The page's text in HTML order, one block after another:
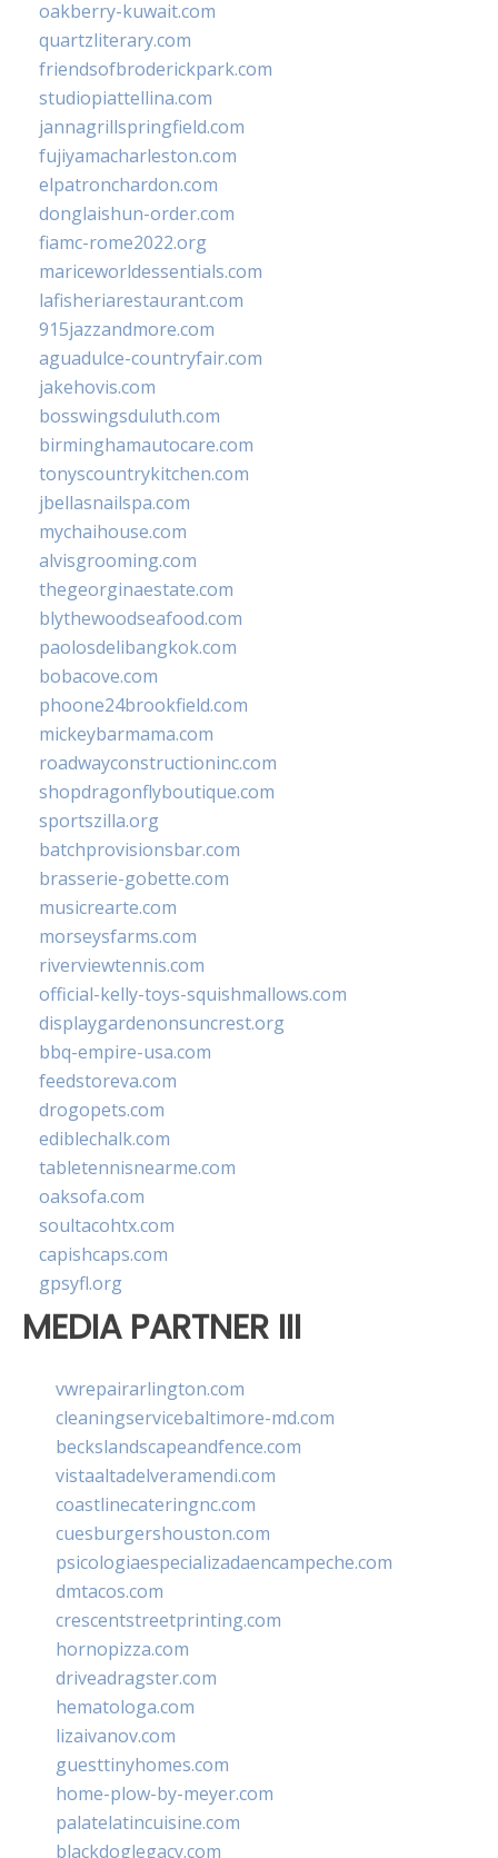
oakberry-kuwait.com
quartzliterary.com
friendsofbroderickpark.com
studiopiattellina.com
jannagrillspringfield.com
fujiyamacharleston.com
elpatronchardon.com
donglaishun-order.com
fiamc-rome2022.org
mariceworldessentials.com
lafisheriarestaurant.com
915jazzandmore.com
aguadulce-countryfair.com
jakehovis.com
bosswingsduluth.com
birminghamautocare.com
tonyscountrykitchen.com
jbellasnailspa.com
mychaihouse.com
alvisgrooming.com
thegeorginaestate.com
blythewoodseafood.com
paolosdelibangkok.com
bobacove.com
phoone24brookfield.com
mickeybarmama.com
roadwayconstructioninc.com
shopdragonflyboutique.com
sportszilla.org
batchprovisionsbar.com
brasserie-gobette.com
musicrearte.com
morseysfarms.com
riverviewtennis.com
official-kelly-toys-squishmallows.com
displaygardenonsuncrest.org
bbq-empire-usa.com
feedstoreva.com
drogopets.com
ediblechalk.com
tabletennisnearme.com
oaksofa.com
soultacohtx.com
capishcaps.com
gpsyfl.org
MEDIA PARTNER III
vwrepairarlington.com
cleaningservicebaltimore-md.com
beckslandscapeandfence.com
vistaaltadelveramendi.com
coastlinecateringnc.com
cuesburgershouston.com
psicologiaespecializadaencampeche.com
dmtacos.com
crescentstreetprinting.com
hornopizza.com
driveadragster.com
hematologa.com
lizaivanov.com
guesttinyhomes.com
home-plow-by-meyer.com
palatelatincuisine.com
blackdoglegacy.com